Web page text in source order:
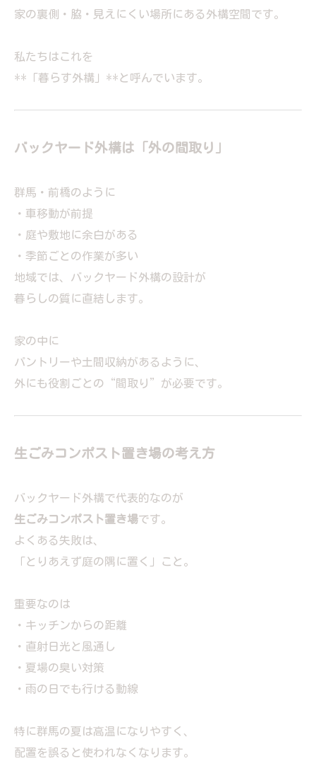
家の裏側・脇・見えにくい場所にある外構空間です。
私たちはこれを
**「暮らす外構」**と呼んでいます。
バックヤード外構は「外の間取り」
群馬・前橋のように
・車移動が前提
・庭や敷地に余白がある
・季節ごとの作業が多い
地域では、バックヤード外構の設計が
暮らしの質に直結します。
家の中に
パントリーや土間収納があるように、
外にも役割ごとの“間取り”が必要です。
生ごみコンポスト置き場の考え方
バックヤード外構で代表的なのが
生ごみコンポスト置き場です。
よくある失敗は、
「とりあえず庭の隅に置く」こと。
重要なのは
・キッチンからの距離
・直射日光と風通し
・夏場の臭い対策
・雨の日でも行ける動線
特に群馬の夏は高温になりやすく、
配置を誤ると使われなくなります。